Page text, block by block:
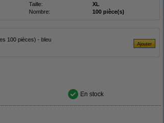
Taille:
XL
Nombre: 100 pièce(s)
100 pièces) - bleu
En stock